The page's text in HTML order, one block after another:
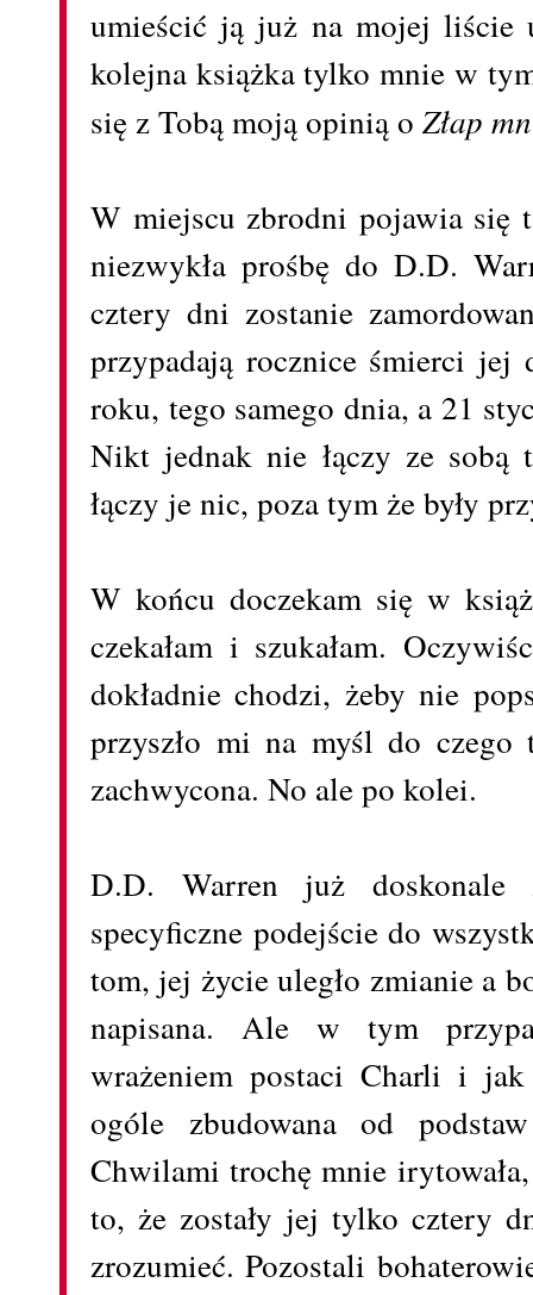
umieścić ją już na mojej liście
kolejna książka tylko mnie w
się z Tobą moją opinią o Złap
W miejscu zbrodni pojawia się
niezwykła prośbę do D.D.
cztery dni zostanie
przypadają rocznice śmierci jej
roku, tego samego dnia, a 21
Nikt jednak nie łączy ze
łączy je nic, poza tym że były
W końcu doczekam się w
czekałam i szukałam.
dokładnie chodzi, żeby nie
przyszło mi na myśl do czego
zachwycona. No ale po kolei.
D.D. Warren już
specyficzne podejście do
tom, jej życie uległo zmianie a
napisana. Ale w tym
wrażeniem postaci Charli i
ogóle zbudowana od
Chwilami trochę mnie
to, że zostały jej tylko cztery
zrozumieć. Pozostali